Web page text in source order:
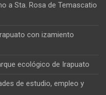
a Sta. Rosa de Temascatio
con izamiento
ecológico de Irapuato
de estudio, empleo y